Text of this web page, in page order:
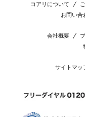
コアリについて
お問い合
会社概要
サイトマッ